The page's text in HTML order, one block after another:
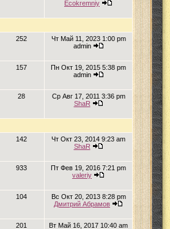
Ecokremniy
252
Чт Май 11, 2023 1:00 pm
admin
157
Пн Окт 19, 2015 5:38 pm
admin
28
Ср Авг 17, 2011 3:36 pm
ShaR
142
Чт Окт 23, 2014 9:23 am
ShaR
933
Пт Фев 19, 2016 7:21 pm
valeriy
104
Вс Окт 20, 2013 8:28 pm
Дмитрий Абрамов
201 Вт Май 16, 2017 10:40 am